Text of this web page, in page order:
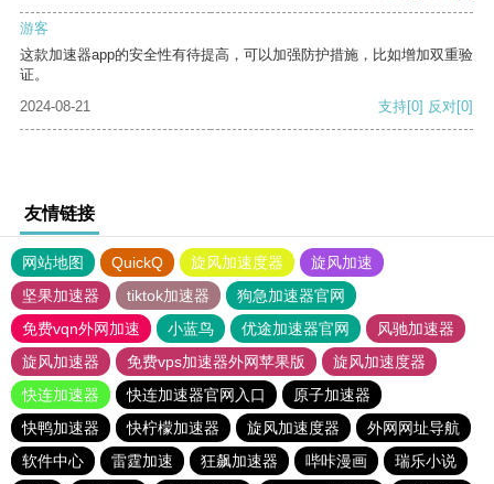
游客
这款加速器app的安全性有待提高，可以加强防护措施，比如增加双重验
证。
2024-08-21
支持[0] 反对[0]
友情链接
网站地图 QuickQ 旋风加速度器
旋风加速
坚果加速器
tiktok加速器
狗急加速器官网
免费vqn外网加速
小蓝鸟 优途加速器官网
风驰加速器
旋风加速器
免费vps加速器外网苹果版
旋风加速度器
快连加速器
快连加速器官网入口
原子加速器
快鸭加速器
快柠檬加速器 旋风加速度器
外网网址导航
软件中心
雷霆加速 狂飙加速器 哔咔漫画
瑞乐小说